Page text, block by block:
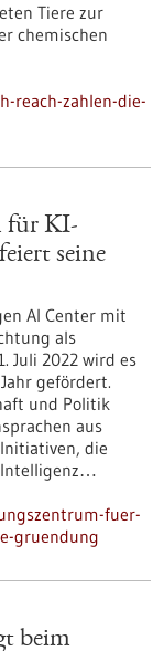
Tiere zur
chemischen
reach-zahlen-die-
für KI-
seine
AI Center mit
als
Juli 2022 wird es
gefördert.
und Politik
aus
die
Intelligenz…
fuer-
gruendung
beim